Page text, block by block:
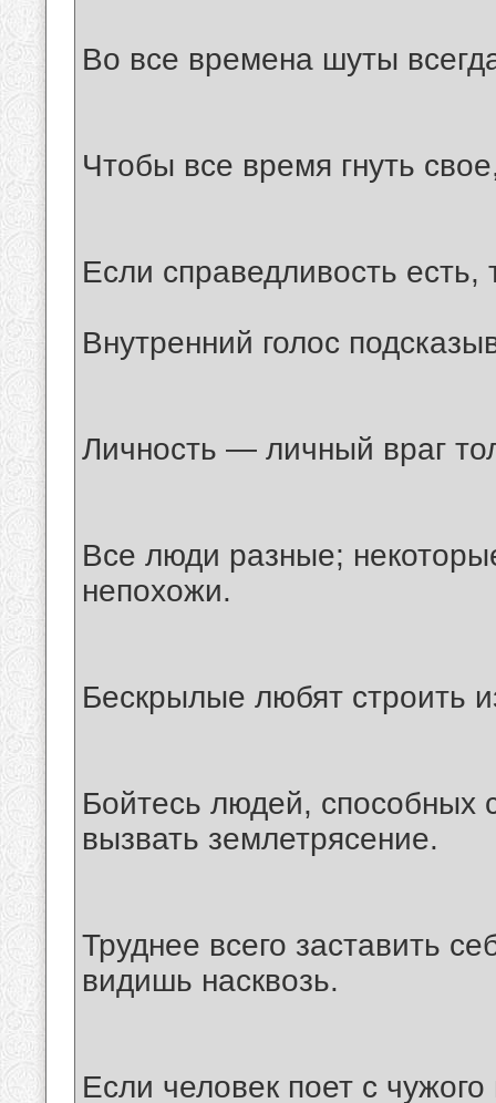
Во все времена шуты
Чтобы все время гнуть
Если справедливость есть,
Внутренний голос
Личность — личный враг
Все люди разные;
непохожи.
Бескрылые любят строить
Бойтесь людей, способных
вызвать землетрясение.
Труднее всего заставить
видишь насквозь.
Если человек поет с чужого